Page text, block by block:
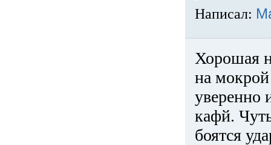
Написал:
Хорошая
на
уверенно
кафй.
боятся